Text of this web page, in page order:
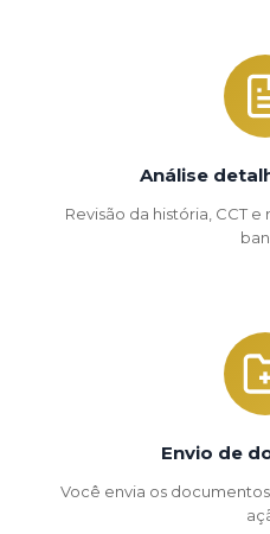
Análise
Revisão da história, CCT
Envio de
Você envia os